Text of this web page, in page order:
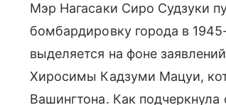
Мэр Нагасаки Сиро Судзуки
бомбардировку города в
выделяется на фоне
Хиросимы Кадзуми Мацуи,
Вашингтона. Как